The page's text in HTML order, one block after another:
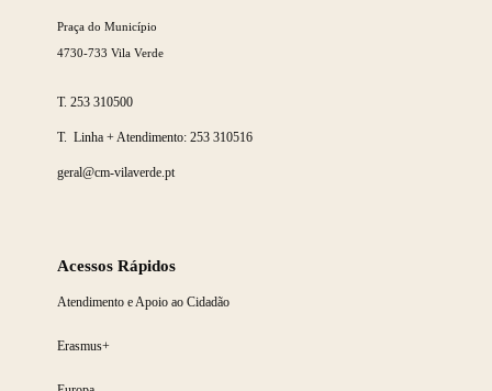
Praça do Município
4730-733 Vila Verde
T.253 310500
T. Linha + Atendimento: 253 310516
geral@cm-vilaverde.pt
Acessos Rápidos
Atendimento e Apoio ao Cidadão
Erasmus+